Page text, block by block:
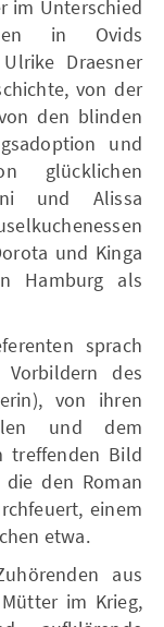
im Unterschied
in Ovids
Draesner
von der
den blinden
und
glücklichen
und Alissa
und Kinga
Hamburg als
sprach
des
von ihren
und dem
treffenden Bild
den Roman
einem
etwa.
aus
im Krieg,